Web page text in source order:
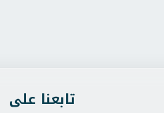
تابعنا على